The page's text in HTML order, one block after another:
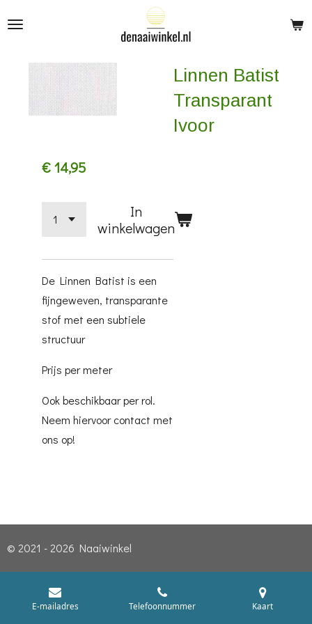
Linnen Batist
Transparant
Ivoor
€ 14,95
In
winkelwagen
De Linnen Batist is een
fijngeweven, transparante
stof met een subtiele
structuur
Prijs per meter
Ook beschikbaar per rol.
Neem hiervoor contact met
ons op!
© 2021 - 2026 Naaiwinkel
E-mailadres Telefoonnummer Kaart